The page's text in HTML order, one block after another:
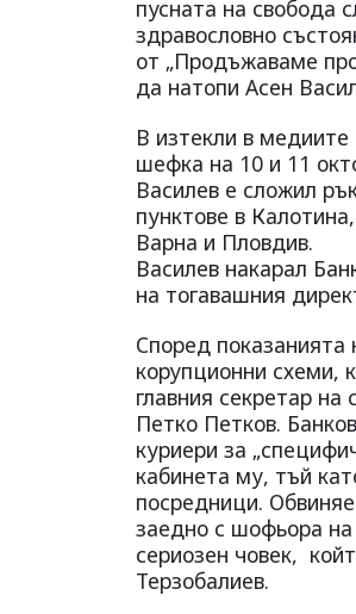
пусната на свобода
здравословно
от „Продъжаваме
да натопи Асен
В изтекли в
шефка на 10 и 11
Василев е сложил
пунктове в
Варна и Пловдив.
Василев накарал
на тогавашния
Според показанията
корупционни схеми,
главния секретар
Петко Петков.
куриери за
кабинета му, тъй
посредници.
заедно с шофьора
сериозен човек,
Терзобалиев.